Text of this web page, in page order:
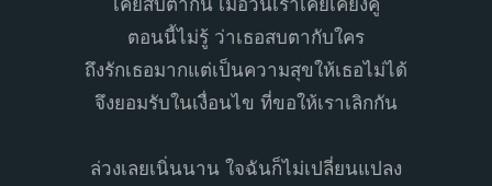
เคยสบตากัน เมื่อวันเราเคยเคียงคู่
ตอนนี้ไม่รู้ ว่าเธอสบตากับใคร
ถึงรักเธอมากแต่เป็นความสุขให้เธอไม่ได้
จึงยอมรับในเงื่อนไข ที่ขอให้เราเลิกกัน
ล่วงเลยเนิ่นนาน ใจฉันก็ไม่เปลี่ยนแปลง